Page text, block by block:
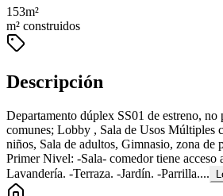
153m²
m² construidos
Descripción
Departamento dúplex SS01 de estreno, no
comunes; Lobby , Sala de Usos Múltiples
niños, Sala de adultos, Gimnasio, zona de
Primer Nivel: -Sala- comedor tiene acceso
Lavandería. -Terraza. -Jardín. -Parrilla....